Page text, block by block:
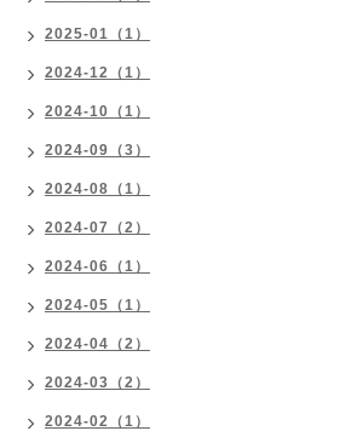
2025-01（1）
2024-12（1）
2024-10（1）
2024-09（3）
2024-08（1）
2024-07（2）
2024-06（1）
2024-05（1）
2024-04（2）
2024-03（2）
2024-02（1）